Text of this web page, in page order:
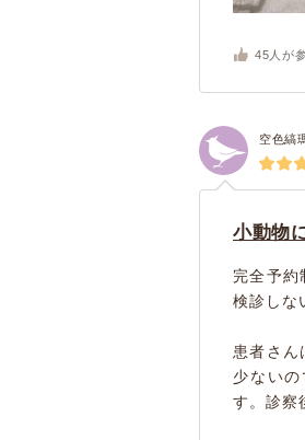
45 人が
空色縞
小動物
完全予約
検診しな
患者さん
少ない
す。診察